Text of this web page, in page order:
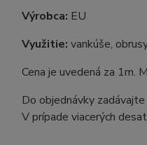
Výrobca: EU
Využitie: vankúše,
Cena je uvedená za 1m.
Do objednávky
V prípade viacerých